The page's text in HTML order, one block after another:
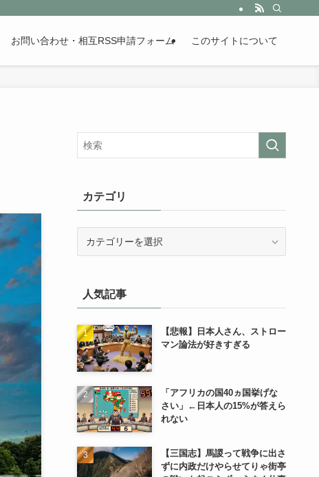
歴史が苦手な人も魅了するまとめサイトです。
お問い合わせ・相互RSS申請フォーム このサイトについて
カテゴリ
人気記事
【悲報】日本人さん、ストロー
マン論法が好きすぎる
「アフリカの国40ヵ国挙げな
さい」←日本人の15%が答えら
れない
【三国志】馬謖って戦争に出さ
ずに内政だけやらせてりゃ街亭